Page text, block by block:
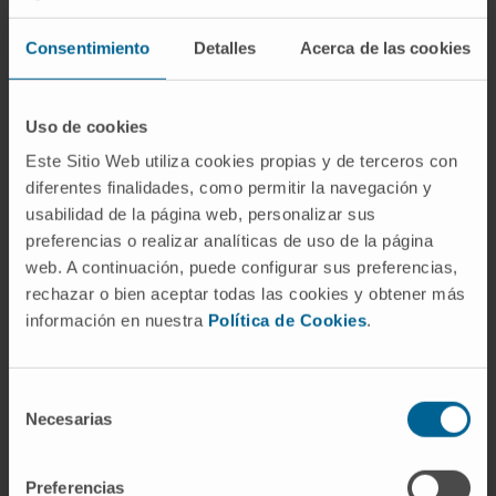
Consentimiento Detalles Acerca de las cookies
Uso de cookies
Este Sitio Web utiliza cookies propias y de terceros con
diferentes finalidades, como permitir la navegación y
usabilidad de la página web, personalizar sus
preferencias o realizar analíticas de uso de la página
web. A continuación, puede configurar sus preferencias,
rechazar o bien aceptar todas las cookies y obtener más
información en nuestra Política de Cookies.
Necesarias
Preferencias
misma ruta metabólica. La biliverdina es el
del hemo; la bilirrubina aparece un paso
después, cuando la biliverdina reductasa
reduce la biliverdina. El color lo delata: verde
frente a amarillo.
¿Por qué los hematomas cambian
de color?
La secuencia de colores que atraviesa un
de la hemoglobina extravasada. La tonalidad
de biliverdina, y el amarillo final, a la bilirrubina.